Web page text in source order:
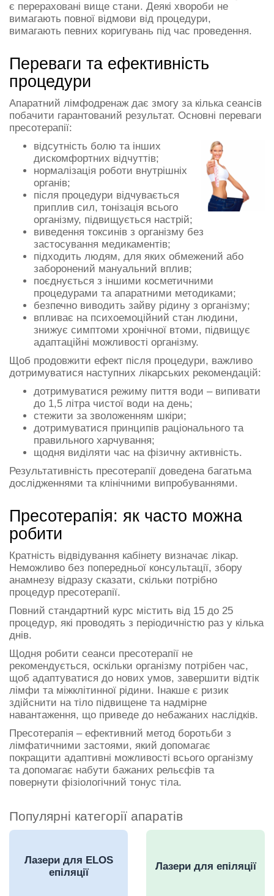
є перераховані вище стани. Деякі хвороби не
вимагають повної відмови від процедури,
вимагають певних коригувань під час проведення.
Переваги та ефективність
процедури
Апаратний лімфодренаж дає змогу за кілька сеансів
побачити гарантований результат. Основні переваги
пресотерапії:
відсутність болю та інших
дискомфортних відчуттів;
нормалізація роботи внутрішніх
органів;
після процедури відчувається
приплив сил, тонізація всього
організму, підвищується настрій;
виведення токсинів з організму без
застосування медикаментів;
підходить людям, для яких обмежений або
заборонений мануальний вплив;
поєднується з іншими косметичними
процедурами та апаратними методиками;
безпечно виводить зайву рідину з організму;
впливає на психоемоційний стан людини,
знижує симптоми хронічної втоми, підвищує
адаптаційні можливості організму.
Щоб продовжити ефект після процедури, важливо
дотримуватися наступних лікарських рекомендацій:
дотримуватися режиму пиття води – випивати
до 1,5 літра чистої води на день;
стежити за зволоженням шкіри;
дотримуватися принципів раціонального та
правильного харчування;
щодня виділяти час на фізичну активність.
Результативність пресотерапії доведена багатьма
дослідженнями та клінічними випробуваннями.
Пресотерапія: як часто можна
робити
Кратність відвідування кабінету визначає лікар.
Неможливо без попередньої консультації, збору
анамнезу відразу сказати, скільки потрібно
процедур пресотерапії.
Повний стандартний курс містить від 15 до 25
процедур, які проводять з періодичністю раз у кілька
днів.
Щодня робити сеанси пресотерапії не
рекомендується, оскільки організму потрібен час,
щоб адаптуватися до нових умов, завершити відтік
лімфи та міжклітинної рідини. Інакше є ризик
здійснити на тіло підвищене та надмірне
навантаження, що приведе до небажаних наслідків.
Пресотерапія – ефективний метод боротьби з
лімфатичними застоями, який допомагає
покращити адаптивні можливості всього організму
та допомагає набути бажаних рельєфів та
повернути фізіологічний тонус тіла.
Популярні категорії апаратів
Лазери для ELOS
епіляції
Лазери для епіляції